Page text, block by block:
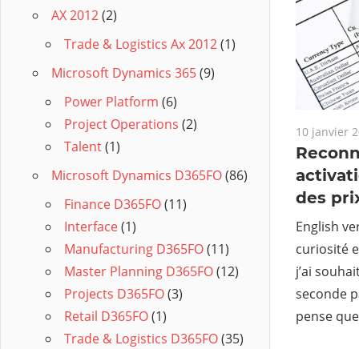
10 janvier
des
English
curiosité
j’ai
seconde
pense
AX 2012(2)
Trade & Logistics Ax 2012(1)
Microsoft Dynamics 365(9)
Power Platform (6)
Project Operations (2)
Talent(1)
Microsoft Dynamics D365FO(86)
Finance D365FO(11)
Interface(1)
Manufacturing D365FO(11)
Master Planning D365FO(12)
Projects D365FO(3)
Retail D365FO(1)
Trade & Logistics D365FO(35)